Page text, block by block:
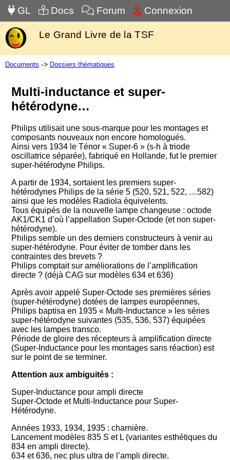
GL Docs Forum Connexion
Le Grand Livre de la TSF
Documents -> Dossiers thématiques
Multi-inductance et super-
hétérodyne…
Philips utilisait une sous-marque pour les montages et
composants nouveaux non encore homologués.
Ainsi vers 1934 le Ténor « Super-6 » (s-h à triode
oscillatrice séparée), fabriqué en Hollande, fut le premier
super-hétérodyne Philips.
A partir de 1934, sortaient les premiers super-
hétérodynes Philips de la série 5 (520, 521, 522, …582)
ainsi que les modèles Radiola équivelents.
Tous équipés de la nouvelle lampe changeuse : octode
AK1/CK1 d’où l’appellation Super-Octode (et non super-
hétérodyne).
Philips semble un des derniers constructeurs à venir au
super-hétérodyne. Pour éviter de tomber dans les
contraintes des brevets ?
Philips comptait sur améliorations de l’amplification
directe ? (déjà CAG sur modèles 634 et 636)
Après avoir appelé Super-Octode ses premières séries
(super-hétérodyne) dotées de lampes européennes,
Philips baptisa en 1935 « Multi-Inductance » les séries
super-hétérodyne suivantes (535, 536, 537) équipées
avec les lampes transco.
Période de gloire des récepteurs à amplification directe
(Super-Inductance pour les montages sans réaction) est
sur le point de se terminer.
Attention aux ambiguités :
Super-Inductance pour ampli directe
Super-Octode et Multi-Inductance pour Super-
Hétérodyne.
Années 1933, 1934, 1935 : charnière.
Lancement modèles 835 S et L (variantes esthétiques du
834 en ampli directe).
634 et 636, nec plus ultra de l’ampli directe.